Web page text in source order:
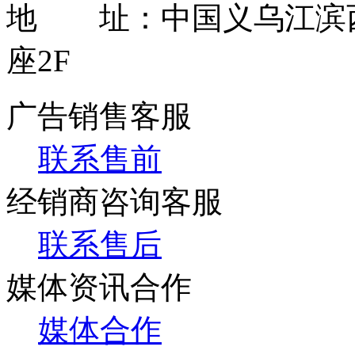
地 址：中国义乌江滨
座2F
广告销售客服
联系售前
经销商咨询客服
联系售后
媒体资讯合作
媒体合作